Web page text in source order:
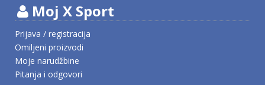
Moj X Sport
Prijava / registracija
Omiljeni proizvodi
Moje narudžbine
Pitanja i odgovori